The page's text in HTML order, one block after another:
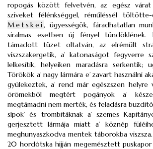
ropogás között felvetvén, az egész várat
sziveket félénkséggel, réműléssél
Metskei, ügyességök, fáradhatatlan
siralmas esetben új fényel tündöklének.
támadott tüzet oltatván, az elrémült
viszszakergetik, a’ katonaságot fegyverre
lelkesítik, helyeiken maradásra serkentik;
Törökök a’ nagy lármára e’ zavart használni
gyülekeztek, a’ rend már egészszen
örömekből megtért pogányok a’
megtámadni nem merték, és feladásra buzditó
sípok’ és trombitáknak a’ szemes
gerjesztett lármája miatt a’ köznép
meghunyaszkodva mentek táborokba viszsza.
20 hordótska hijján megemésztett puskapor